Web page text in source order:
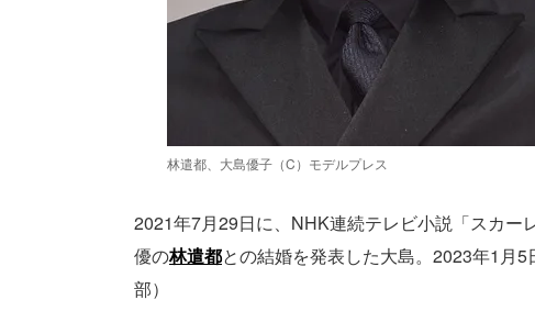
林遣都、大島優子（C）モデルプレス
2021年7月29日に、NHK連続テレビ小説「スカ
優の林遣都との結婚を発表した大島。2023年1月
部）